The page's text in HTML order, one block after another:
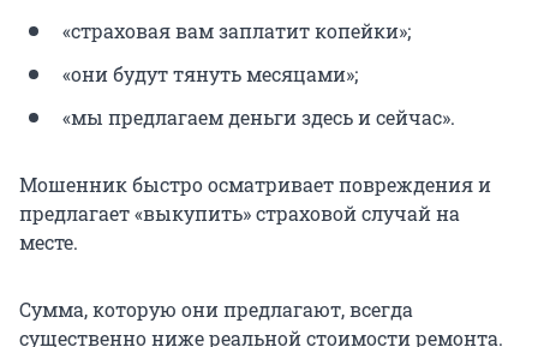
«страховая вам заплатит копейки»;
«они будут тянуть месяцами»;
«мы предлагаем деньги здесь и сейчас».
Мошенник быстро осматривает повреждения и
предлагает «выкупить» страховой случай на
месте.
Сумма, которую они предлагают, всегда
существенно ниже реальной стоимости ремонта.